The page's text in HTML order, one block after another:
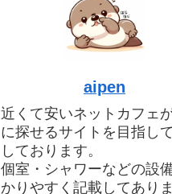
aipen
近くて安いネットカフェ
に探せるサイトを目指し
しております。
個室・シャワーなどの設
かりやすく記載してありま